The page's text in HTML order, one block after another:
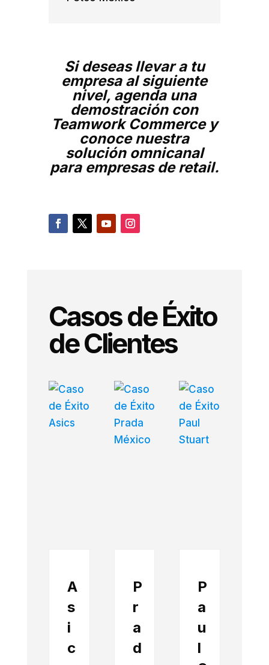
Si deseas llevar a tu
empresa al siguiente
nivel, agenda una
demostracióncon
Teamwork Commerce y
conoce nuestra
solución omnicanal
para empresas de retail.
Casos de Éxito
de Clientes
A
s
i
c
P
r
a
d
P
a
u
l